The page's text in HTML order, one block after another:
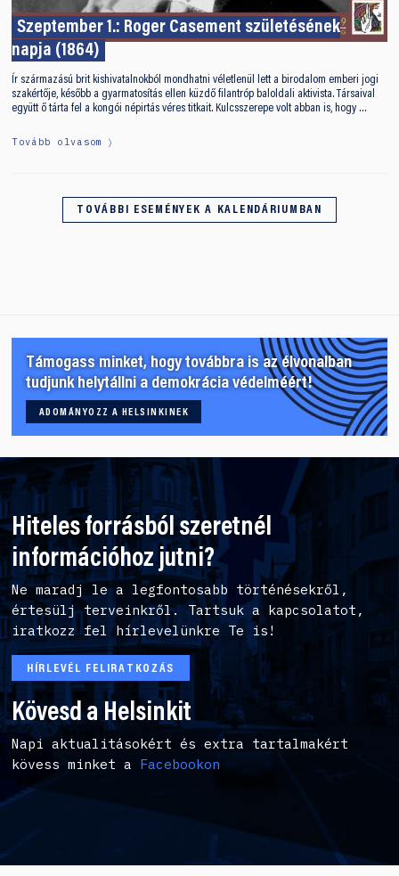
Szeptember 1.: Roger Casement születésének
napja (1864)
Ír származású brit kishivatalnokból mondhatni véletlenül lett a birodalom emberi jogi
szakértője, később a gyarmatosítás ellen küzdő filantróp baloldali aktivista. Társaival
együtt ő tárta fel a kongói népirtás véres titkait. Kulcsszerepe volt abban is, hogy …
Tovább olvasom
TOVÁBBI ESEMÉNYEK A KALENDÁRIUMBAN
Támogass minket, hogy továbbra is az élvonalban
tudjunk helytállni a demokrácia védelméért!
ADOMÁNYOZZ A HELSINKINEK
Hiteles forrásból szeretnél
információhoz jutni?
Ne maradj le a legfontosabb történésekről,
értesülj terveinkről. Tartsuk a kapcsolatot,
iratkozz fel hírlevelünkre Te is!
HÍRLEVÉL FELIRATKOZÁS
Kövesd a Helsinkit
Napi aktualitásokért és extra tartalmakért
kövess minket a Facebookon